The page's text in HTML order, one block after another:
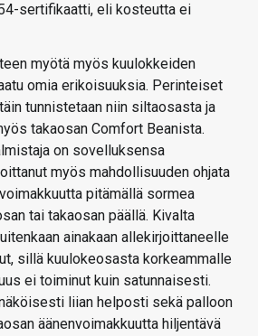
sertifikaatti, eli kosteutta ei
myötä myös kuulokkeiden
omia erikoisuuksia. Perinteiset
tunnistetaan niin siltaosasta ja
takaosan Comfort Beanista.
on sovelluksensa
myös mahdollisuuden ohjata
pitämällä sormea
tai takaosan päällä. Kivalta
ainakaan allekirjoittaneelle
sillä kuulokeosasta korkeammalle
ei toiminut kuin satunnaisesti.
liian helposti sekä palloon
äänenvoimakkuutta hiljentävä